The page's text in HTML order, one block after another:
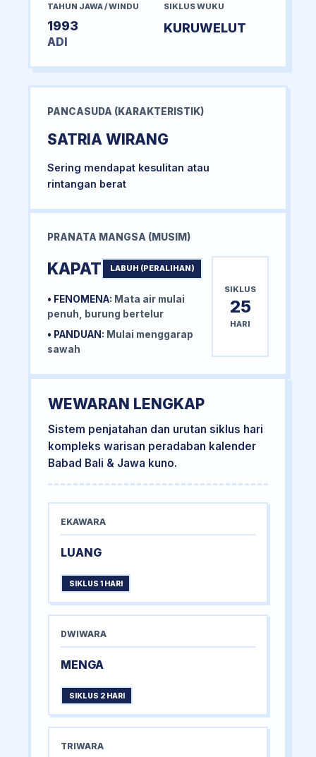
TAHUN JAWA / WINDU
1993
ADI
SIKLUS WUKU
KURUWELUT
PANCASUDA (KARAKTERISTIK)
SATRIA WIRANG
Sering mendapat kesulitan atau
rintangan berat
PRANATA MANGSA (MUSIM)
KAPAT LABUH (PERALIHAN)
• FENOMENA: Mata air mulai
penuh, burung bertelur
• PANDUAN: Mulai menggarap
sawah
SIKLUS
25
HARI
WEWARAN LENGKAP
Sistem penjatahan dan urutan siklus hari
kompleks warisan peradaban kalender
Babad Bali & Jawa kuno.
EKAWARA
LUANG
SIKLUS 1 HARI
DWIWARA
MENGA
SIKLUS 2 HARI
TRIWARA